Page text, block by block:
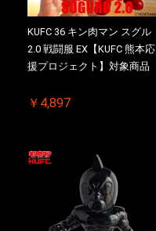
KUFC 36 キン肉マン スグル
2.0 戦闘服 EX【KUFC 熊本応
援プロジェクト】対象商品
￥4,897